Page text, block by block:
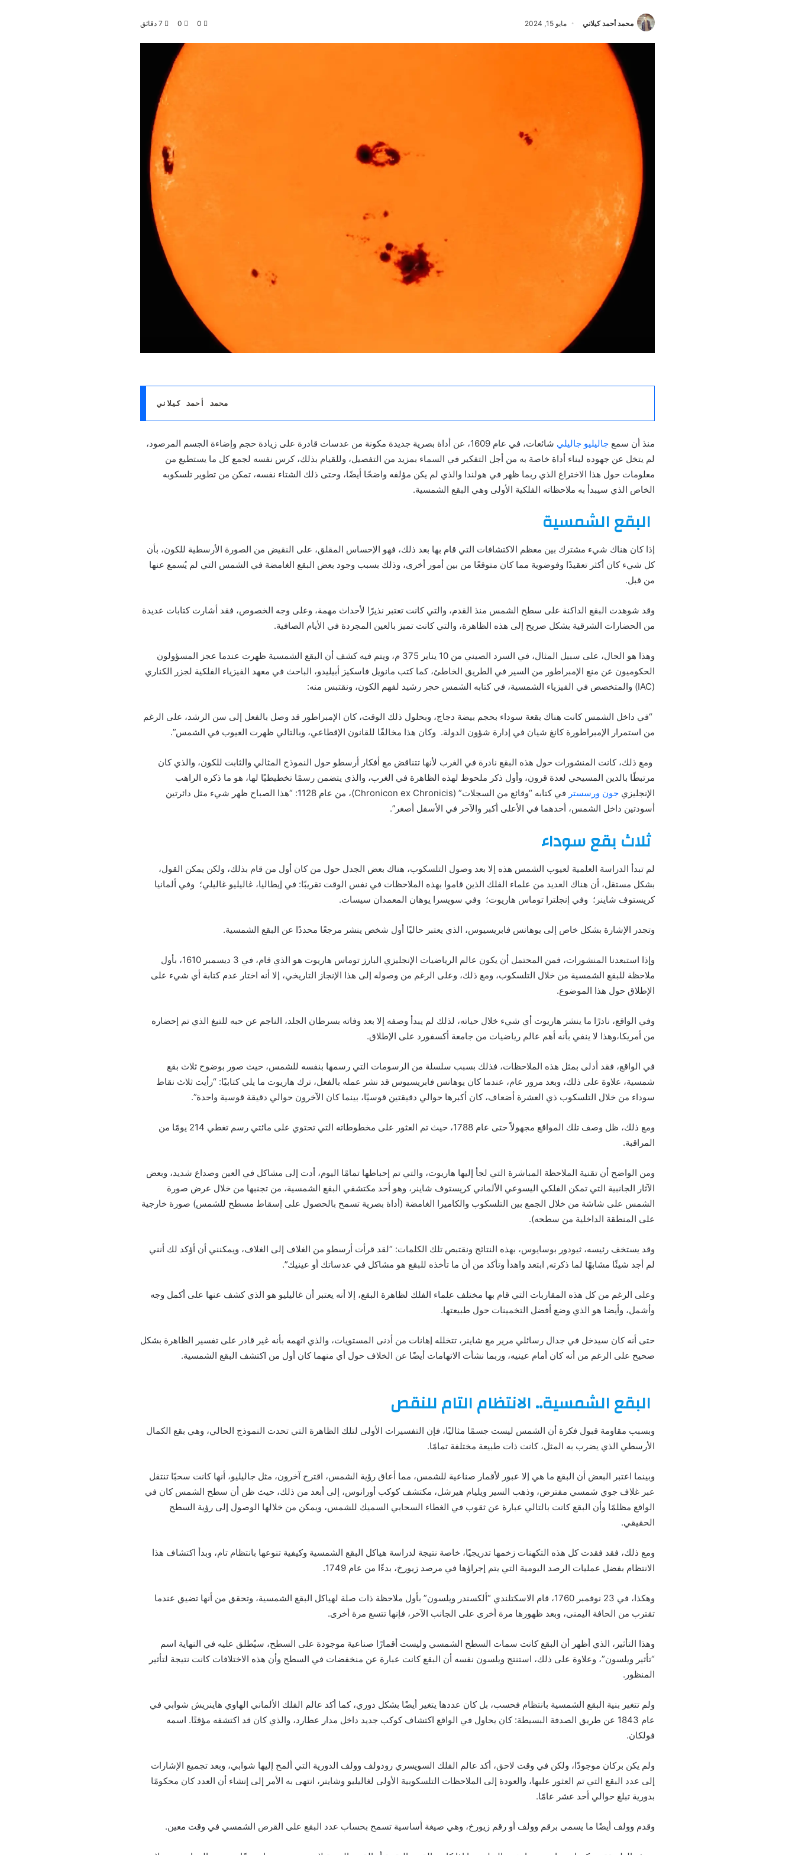
محمد أحمد كيلاني مايو 15, 2024 0
0
منذ أن سمع جاليليو جاليلي
شائعات، في عام 1609، عن أداة بصرية جديدة مكونة من عدسات قادرة على زيادة حجم وإضاءة الجسم المرصود،
لم يتخل عن جهوده لبناء أداة خاصة به من أجل التفكير في السماء بمزيد من التفصيل، وللقيام بذلك، كرس نفسه لجمع كل ما يستطيع من
معلومات حول هذا الاختراع الذي ربما ظهر في هولندا والذي لم يكن مؤلفه واضحًا أيضًا، وحتى ذلك الشتاء نفسه، تمكن من تطوير تلسكوبه
الخاص الذي سيبدأ به ملاحظاته الفلكية الأولى وهي البقع الشمسية.
البقع الشمسية
إذا كان هناك شيء مشترك بين معظم الاكتشافات التي قام بها بعد ذلك، فهو الإحساس المقلق، على النقيض من الصورة الأرسطية للكون، بأن
كل شيء كان أكثر تعقيدًا وفوضوية مما كان متوقعًا من بين أمور أخرى، وذلك بسبب وجود بعض البقع الغامضة في الشمس التي لم يُسمع عنها
من قبل.
وقد شوهدت البقع الداكنة على سطح الشمس منذ القدم، والتي كانت تعتبر نذيرًا لأحداث مهمة، وعلى وجه الخصوص، فقد أشارت كتابات عديدة
من الحضارات الشرقية بشكل صريح إلى هذه الظاهرة، والتي كانت تميز بالعين المجردة في الأيام الصافية.
وهذا هو الحال، على سبيل المثال، في السرد الصيني من 10 يناير 375 م، ويتم فيه كشف أن البقع الشمسية ظهرت عندما عجز المسؤولون
الحكوميون عن منع الإمبراطور من السير في الطريق الخاطئ، كما كتب مانويل فاسكيز أبيليدو، الباحث في معهد الفيزياء الفلكية لجزر الكناري
(IAC) والمتخصص في الفيزياء الشمسية، في كتابه الشمس حجر رشيد لفهم الكون، ونقتبس منه:
“في داخل الشمس كانت هناك بقعة سوداء بحجم بيضة دجاج، وبحلول ذلك الوقت، كان الإمبراطور قد وصل بالفعل إلى سن الرشد، على الرغم
من استمرار الإمبراطورة كانغ شيان في إدارة شؤون الدولة. وكان هذا مخالفًا للقانون الإقطاعي، وبالتالي ظهرت العيوب في الشمس”.
ومع ذلك، كانت المنشورات حول هذه البقع نادرة في الغرب لأنها تتناقض مع أفكار أرسطو حول النموذج المثالي والثابت للكون، والذي كان
مرتبطًا بالدين المسيحي لعدة قرون، وأول ذكر ملحوظ لهذه الظاهرة في الغرب، والذي يتضمن رسمًا تخطيطيًا لها، هو ما ذكره الراهب
الإنجليزي جون ورسستر
في كتابه “وقائع من السجلات” (Chronicon ex Chronicis)، من عام 1128: “هذا الصباح ظهر شيء مثل دائرتين
أسودتين داخل الشمس، أحدهما في الأعلى أكبر والآخر في الأسفل أصغر”.
ثلاث بقع سوداء
لم تبدأ الدراسة العلمية لعيوب الشمس هذه إلا بعد وصول التلسكوب، هناك بعض الجدل حول من كان أول من قام بذلك، ولكن يمكن القول،
بشكل مستقل، أن هناك العديد من علماء الفلك الذين قاموا بهذه الملاحظات في نفس الوقت تقريبًا: في إيطاليا، غاليليو غاليلي؛ وفي ألمانيا
كريستوف شاينر؛ وفي إنجلترا توماس هاريوت؛ وفي سويسرا يوهان المعمدان سيسات.
وتجدر الإشارة بشكل خاص إلى يوهانس فابريسيوس، الذي يعتبر حاليًا أول شخص ينشر مرجعًا محددًا عن البقع الشمسية.
وإذا استبعدنا المنشورات، فمن المحتمل أن يكون عالم الرياضيات الإنجليزي البارز توماس هاريوت هو الذي قام، في 3 ديسمبر 1610، بأول
ملاحظة للبقع الشمسية من خلال التلسكوب، ومع ذلك، وعلى الرغم من وصوله إلى هذا الإنجاز التاريخي، إلا أنه اختار عدم كتابة أي شيء على
الإطلاق حول هذا الموضوع.
وفي الواقع، نادرًا ما ينشر هاريوت أي شيء خلال حياته، لذلك لم يبدأ وصفه إلا بعد وفاته بسرطان الجلد، الناجم عن حبه للتبغ الذي تم إحضاره
من أمريكا،وهذا لا ينفي بأنه أهم عالم رياضيات من جامعة أكسفورد على الإطلاق.
في الواقع، فقد أدلى بمثل هذه الملاحظات، فذلك بسبب سلسلة من الرسومات التي رسمها بنفسه للشمس، حيث صور بوضوح ثلاث بقع
شمسية، علاوة على ذلك، وبعد مرور عام، عندما كان يوهانس فابريسيوس قد نشر عمله بالفعل، ترك هاريوت ما يلي كتابيًا: “رأيت ثلاث نقاط
سوداء من خلال التلسكوب ذي العشرة أضعاف، كان أكبرها حوالي دقيقتين قوسيًا، بينما كان الآخرون حوالي دقيقة قوسية واحدة”.
ومع ذلك، ظل وصف تلك المواقع مجهولاً حتى عام 1788، حيث تم العثور على مخطوطاته التي تحتوي على مائتي رسم تغطي 214 يومًا من
المراقبة.
ومن الواضح أن تقنية الملاحظة المباشرة التي لجأ إليها هاريوت، والتي تم إحباطها تمامًا اليوم، أدت إلى مشاكل في العين وصداع شديد، وبعض
الآثار الجانبية التي تمكن الفلكي اليسوعي الألماني كريستوف شاينر، وهو أحد مكتشفي البقع الشمسية، من تجنبها من خلال عرض صورة
الشمس على شاشة من خلال الجمع بين التلسكوب والكاميرا الغامضة (أداة بصرية تسمح بالحصول على إسقاط مسطح للشمس) صورة خارجية
على المنطقة الداخلية من سطحه).
وقد يستخف رئيسه، ثيودور بوسايوس، بهذه النتائج ونقتبص تلك الكلمات: “لقد قرأت أرسطو من الغلاف إلى الغلاف، ويمكنني أن أؤكد لك أنني
لم أجد شيئًا مشابهًا لما ذكرته, ابتعد واهدأ وتأكد من أن ما تأخذه للبقع هو مشاكل في عدساتك أو عينيك”.
وعلى الرغم من كل هذه المقاربات التي قام بها مختلف علماء الفلك لظاهرة البقع، إلا أنه يعتبر أن غاليليو هو الذي كشف عنها على أكمل وجه
وأشمل، وأيضا هو الذي وضع أفضل التخمينات حول طبيعتها.
حتى أنه كان سيدخل في جدال رسائلي مرير مع شاينر، تتخلله إهانات من أدنى المستويات، والذي اتهمه بأنه غير قادر على تفسير الظاهرة بشكل
صحيح على الرغم من أنه كان أمام عينيه، وربما نشأت الاتهامات أيضًا عن الخلاف حول أي منهما كان أول من اكتشف البقع الشمسية.
البقع الشمسية.. الانتظام التام للنقص
وبسبب مقاومة قبول فكرة أن الشمس ليست جسمًا مثاليًا، فإن التفسيرات الأولى لتلك الظاهرة التي تحدت النموذج الحالي، وهي بقع الكمال
الأرسطي الذي يضرب به المثل، كانت ذات طبيعة مختلفة تمامًا.
وبينما اعتبر البعض أن البقع ما هي إلا عبور لأقمار صناعية للشمس، مما أعاق رؤية الشمس، اقترح آخرون، مثل جاليليو، أنها كانت سحبًا تنتقل
عبر غلاف جوي شمسي مفترض، وذهب السير ويليام هيرشل، مكتشف كوكب أورانوس، إلى أبعد من ذلك، حيث ظن أن سطح الشمس كان في
الواقع مظلمًا وأن البقع كانت بالتالي عبارة عن ثقوب في الغطاء السحابي السميك للشمس، ويمكن من خلالها الوصول إلى رؤية السطح
الحقيقي.
ومع ذلك، فقد فقدت كل هذه التكهنات زخمها تدريجيًا، خاصة نتيجة لدراسة هياكل البقع الشمسية وكيفية تنوعها بانتظام تام، وبدأ اكتشاف هذا
الانتظام بفضل عمليات الرصد اليومية التي يتم إجراؤها في مرصد زيورخ، بدءًا من عام 1749.
وهكذا، في 23 نوفمبر 1760، قام الاسكتلندي “ألكسندر ويلسون” بأول ملاحظة ذات صلة لهياكل البقع الشمسية، وتحقق من أنها تضيق عندما
تقترب من الحافة اليمنى، وبعد ظهورها مرة أخرى على الجانب الآخر، فإنها تتسع مرة أخرى.
وهذا التأثير، الذي أظهر أن البقع كانت سمات السطح الشمسي وليست أقمارًا صناعية موجودة على السطح، سيُطلق عليه في النهاية اسم
“تأثير ويلسون”، وعلاوة على ذلك، استنتج ويلسون نفسه أن البقع كانت عبارة عن منخفضات في السطح وأن هذه الاختلافات كانت نتيجة لتأثير
المنظور.
ولم تتغير بنية البقع الشمسية بانتظام فحسب، بل كان عددها يتغير أيضًا بشكل دوري، كما أكد عالم الفلك الألماني الهاوي هاينريش شوابي في
عام 1843 عن طريق الصدفة البسيطة: كان يحاول في الواقع اكتشاف كوكب جديد داخل مدار عطارد، والذي كان قد اكتشفه مؤقتًا. اسمه
فولكان.
ولم يكن بركان موجودًا، ولكن في وقت لاحق، أكد عالم الفلك السويسري رودولف وولف الدورية التي ألمح إليها شوابي، وبعد تجميع الإشارات
إلى عدد البقع التي تم العثور عليها، والعودة إلى الملاحظات التلسكوبية الأولى لغاليليو وشاينر، انتهى به الأمر إلى إنشاء أن العدد كان محكومًا
بدورية تبلغ حوالي أحد عشر عامًا.
وقدم وولف أيضًا ما يسمى برقم وولف أو رقم زيورخ، وهي صيغة أساسية تسمح بحساب عدد البقع على القرص الشمسي في وقت معين.